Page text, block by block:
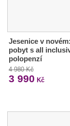
Jesenice v novém:
pobyt s all
polopenzí
4 980 Kč
3 990 Kč